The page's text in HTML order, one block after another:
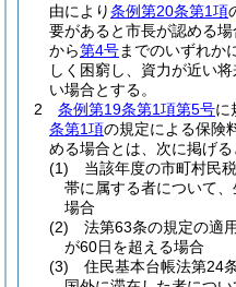
由により条例第20条第1項
要があると市長が認める場
から第4号までのいずれか
しく困窮し、資力が近い
い場合とする。
2
条例第19条第1項第5号に
条第1項の規定による保険
める場合とは、次に掲げる
(1)
当該年度の市町村民
帯に属する者について
場合
(2)
法第63条の規定の適
が60日を超える場合
(3)
住民基本台帳法第24